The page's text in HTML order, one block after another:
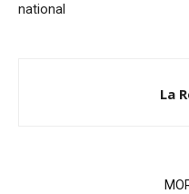
national
La